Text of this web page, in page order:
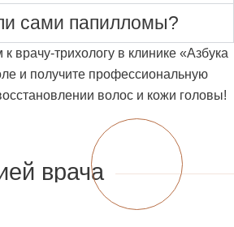
сами папилломы?
врачу-трихологу в клинике «Азбука
и получите профессиональную
волос и кожи головы!
врача